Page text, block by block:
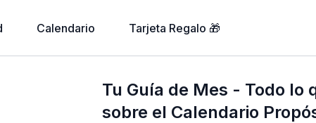
Calendario Tarjeta Regalo 🎁
Tu Guía de Mes - Todo lo
sobre el Calendario